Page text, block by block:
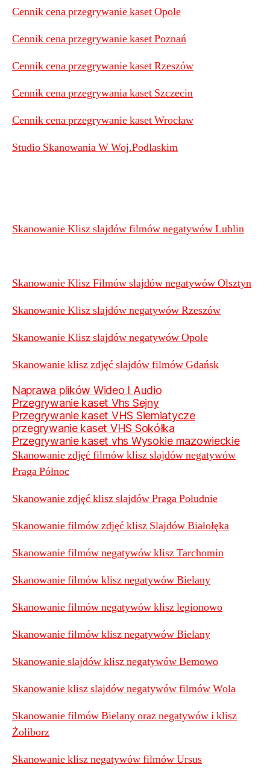
Cennik cena przegrywanie kaset Opole
Cennik cena przegrywanie kaset Poznań
Cennik cena przegrywanie kaset Rzeszów
Cennik cena przegrywania kaset Szczecin
Cennik cena przegrywanie kaset Wrocław
Studio Skanowania W Woj.Podlaskim
Skanowanie Klisz slajdów filmów negatywów Lublin
Skanowanie Klisz Filmów slajdów negatywów Olsztyn
Skanowanie Klisz slajdów negatywów Rzeszów
Skanowanie Klisz slajdów negatywów Opole
Skanowanie klisz zdjęć slajdów filmów Gdańsk
Naprawa plików Wideo I Audio
Przegrywanie kaset Vhs Sejny
Przegrywanie kaset VHS Siemiatycze
przegrywanie kaset VHS Sokółka
Przegrywanie kaset vhs Wysokie mazowieckie
Skanowanie zdjęć filmów klisz slajdów negatywów
Praga Północ
Skanowanie zdjęć klisz slajdów Praga Południe
Skanowanie filmów zdjęć klisz Slajdów Białołęka
Skanowanie filmów negatywów klisz Tarchomin
Skanowanie filmów klisz negatywów Bielany
Skanowanie filmów negatywów klisz legionowo
Skanowanie filmów klisz negatywów Bielany
Skanowanie slajdów klisz negatywów Bemowo
Skanowanie klisz slajdów negatywów filmów Wola
Skanowanie filmów Bielany oraz negatywów i klisz
Żoliborz
Skanowanie klisz negatywów filmów Ursus